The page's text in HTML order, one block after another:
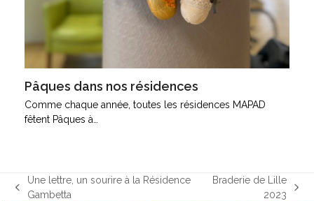
Pâques dans nos résidences
Comme chaque année, toutes les résidences MAPAD
fêtent Pâques à…
previous
Une lettre, un sourire à la Résidence
Gambetta
Braderie de Lille
2023